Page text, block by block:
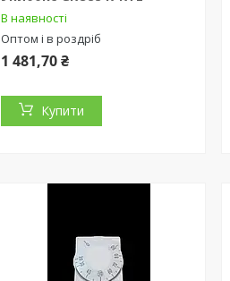
В наявності
Оптом і в роздріб
1 481,70 ₴
Купити